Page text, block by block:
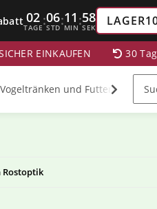
02
TAGE:06
STD:11
MIN:57
SEK
EINKAUFEN 30
Vogeltränken und Futterstationen
Rostoptik